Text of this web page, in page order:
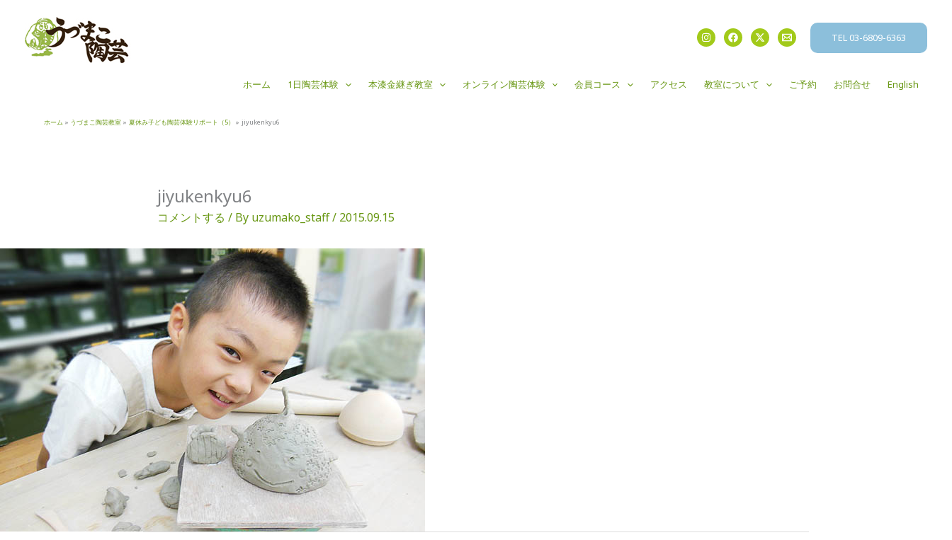
TEL 03-6809-6363
ホーム 1日陶芸体験 本漆金継ぎ教室 オンライン陶芸体験 会員コース アクセス 教室について ご予約 お問合せ English
ホーム うづまこ陶芸教室 夏休み子ども陶芸体験リポート（5） jiyukenkyu6
jiyukenkyu6
コメントする / By uzumako_staff/ 2015.09.15